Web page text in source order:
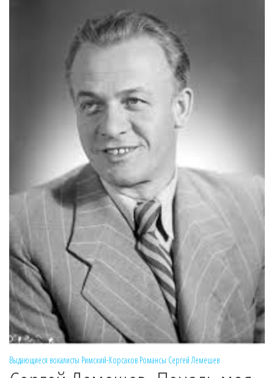
Выдающиеся вокалисты Римский-Корсаков Романсы Сергей Лемешев